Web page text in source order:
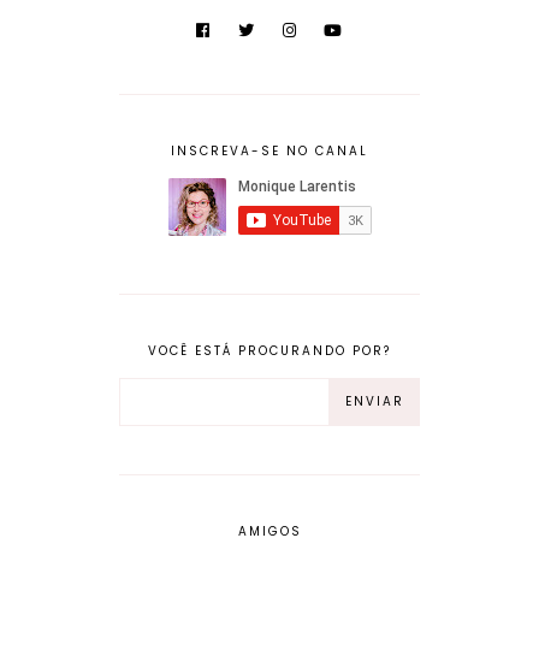
INSCREVA-SE NO CANAL
VOCÊ ESTÁ PROCURANDO POR?
AMIGOS